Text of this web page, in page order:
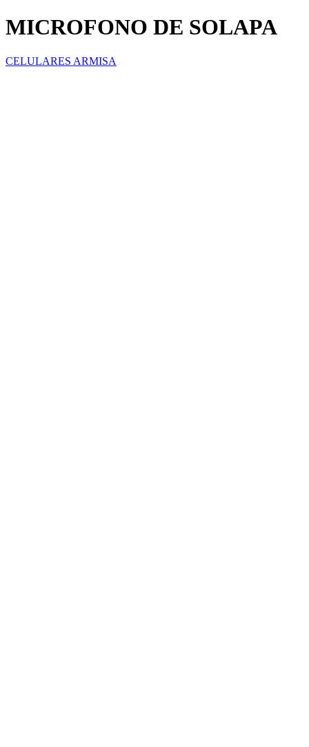
MICROFONO DE SOLAPA
CELULARES ARMISA